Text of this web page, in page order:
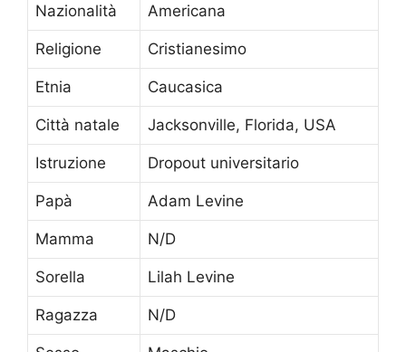
Nazionalità Americana
Religione Cristianesimo
Etnia Caucasica
Città natale Jacksonville, Florida, USA
Istruzione Dropout universitario
Papà Adam Levine
Mamma N/D
Sorella Lilah Levine
Ragazza N/D